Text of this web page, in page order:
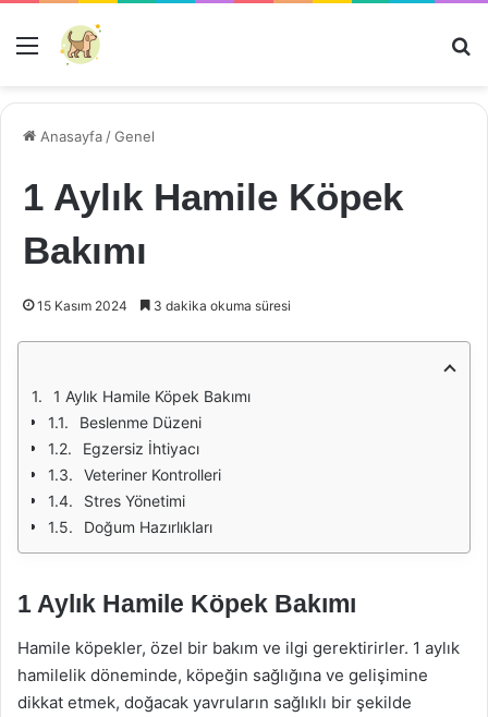
Menü
Anasayfa /Genel
1 Aylık Hamile Köpek
Bakımı
15 Kasım 2024 3 dakika okuma süresi
1 Aylık Hamile Köpek Bakımı
Beslenme Düzeni
Egzersiz İhtiyacı
Veteriner Kontrolleri
Stres Yönetimi
Doğum Hazırlıkları
1 Aylık Hamile Köpek Bakımı
Hamile köpekler, özel bir bakım ve ilgi gerektirirler. 1 aylık
hamilelik döneminde, köpeğin sağlığına ve gelişimine
dikkat etmek, doğacak yavruların sağlıklı bir şekilde